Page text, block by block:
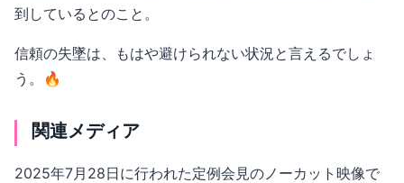
到しているとのこと。
信頼の失墜は、もはや避けられない状況と言えるでしょ
う。🔥
関連メディア
2025年7月28日に行われた定例会見のノーカット映像で